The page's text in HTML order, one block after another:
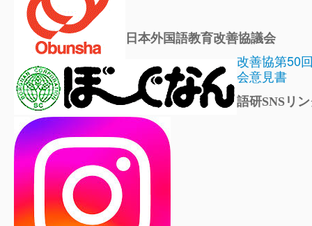
日本外国語教育改善協議会
改善協第50
会意見書
語研SNSリ